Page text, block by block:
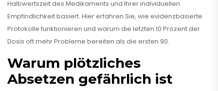
Halbwertszeit des Medikaments und Ihrer individuellen
Empfindlichkeit basiert. Hier erfahren Sie, wie evidenzbasierte
Protokolle funktionieren und warum die letzten 10 Prozent der
Dosis oft mehr Probleme bereiten als die ersten 90.
Warum plötzliches
Absetzen gefährlich ist